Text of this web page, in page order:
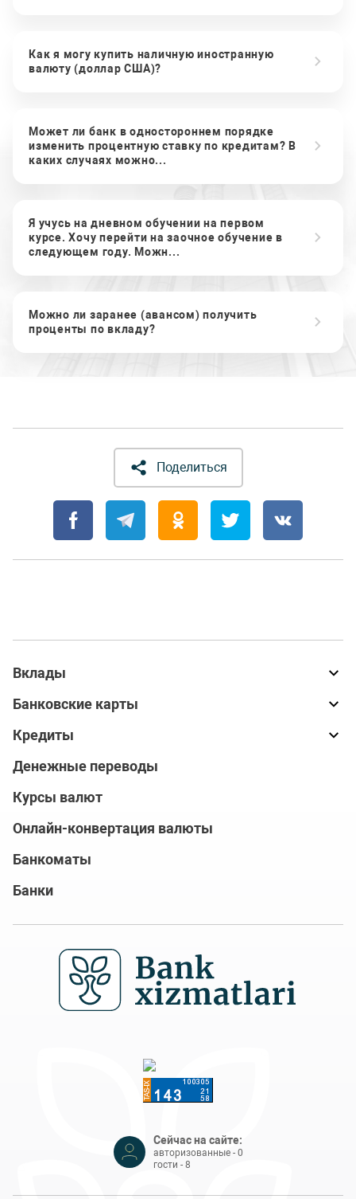
Как я могу купить наличную иностранную
валюту (доллар США)?
Может ли банк в одностороннем порядке
изменить процентную ставку по кредитам? В
каких случаях можно...
Я учусь на дневном обучении на первом
курсе. Хочу перейти на заочное обучение в
следующем году. Можн...
Можно ли заранее (авансом) получить
проценты по вкладу?
Поделиться
Вклады
Банковские карты
Кредиты
Денежные переводы
Курсы валют
Онлайн-конвертация валюты
Банкоматы
Банки
Сейчас на сайте:
авторизованные - 0
гости - 8